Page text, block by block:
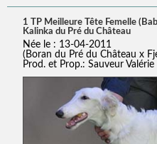
1 TP Meilleure Tête Femelle
Kalinka du Pré du Château
Née le : 13-04-2011
(Boran du Pré du Château x
Prod. et Prop.: Sauveur Valérie